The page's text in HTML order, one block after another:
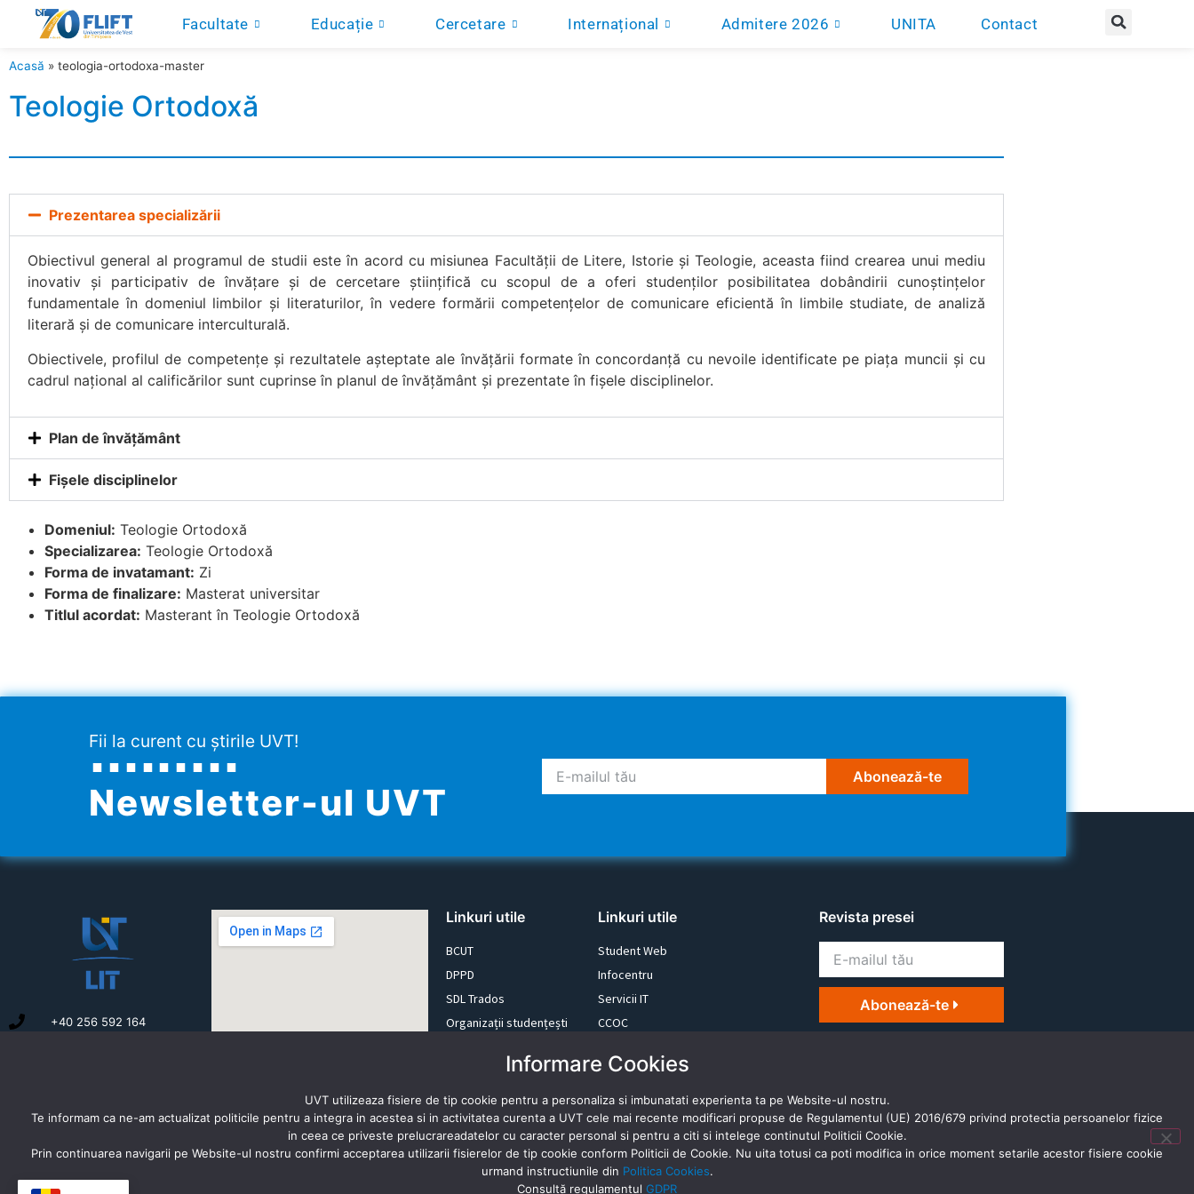
Facultate Educație Cercetare Internațional Admitere 2026 UNITA Contact
Acasă » teologia-ortodoxa-master
Teologie Ortodoxă
Prezentarea specializării
Obiectivul general al programul de studii este în acord cu misiunea Facultății de Litere, Istorie și Teologie, aceasta fiind crearea unui mediu
inovativ și participativ de învățare și de cercetare științifică cu scopul de a oferi studenților posibilitatea dobândirii cunoștințelor
fundamentale în domeniul limbilor și literaturilor, în vedere formării competențelor de comunicare eficientă în limbile studiate, de analiză
literară și de comunicare interculturală.
Obiectivele, profilul de competențe și rezultatele așteptate ale învățării formate în concordanță cu nevoile identificate pe piața muncii și cu
cadrul național al calificărilor sunt cuprinse în planul de învățământ și prezentate în fișele disciplinelor.
Plan de învățământ
Fișele disciplinelor
Domeniul: Teologie Ortodoxă
Specializarea: Teologie Ortodoxă
Forma de invatamant: Zi
Forma de finalizare: Masterat universitar
Titlul acordat: Masterant în Teologie Ortodoxă
Fii la curent cu știrile UVT!
Newsletter-ul UVT
Abonează-te
+40 256 592 164
România
Linkuri utile
BCUT
DPPD
SDL Trados
Organizații studențești
Fundația UVT
Newsletter
Linkuri utile
Student Web
Infocentru
Servicii IT
CCOC
E-learning
Resurse Online
Revista presei
Abonează-te
Informare Cookies
UVT utilizeaza fisiere de tip cookie pentru a personaliza si imbunatati experienta ta pe Website-ul nostru.
Te informam ca ne-am actualizat politicile pentru a integra in acestea si in activitatea curenta a UVT cele mai recente modificari propuse de Regulamentul (UE) 2016/679 privind protectia persoanelor fizice
in ceea ce priveste prelucrareadatelor cu caracter personal si pentru a citi si intelege continutul Politicii Cookie.
Prin continuarea navigarii pe Website-ul nostru confirmi acceptarea utilizarii fisierelor de tip cookie conform Politicii de Cookie. Nu uita totusi ca poti modifica in orice moment setarile acestor fisiere cookie
urmand instructiunile din Politica Cookies.
Consultă regulamentul GDPR